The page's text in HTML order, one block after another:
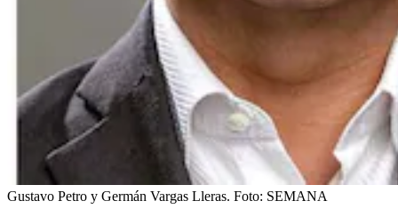
Gustavo Petro y Germán Vargas Lleras. Foto: SEMANA